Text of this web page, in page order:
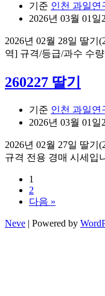
기준 인천 과일연
2026년 03월 01일
2026년 02월 28일 딸
역] 규격/등급/과수 수
260227 딸기
기준 인천 과일연
2026년 03월 01일
2026년 02월 27일 딸
규격 전용 경매 시세입
1
2
다음 »
Neve | Powered by